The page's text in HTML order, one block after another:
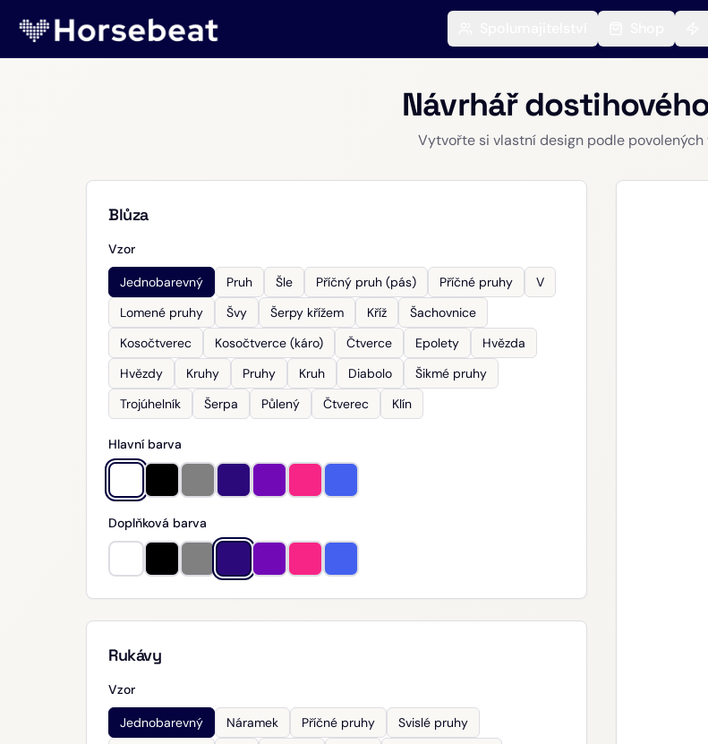
Návrhář
Vytvořte si vlastní design podle povolených
Blůza
Vzor
Jednobarevný Pruh Šle Příčný pruh (pás) Příčné pruhy
V
Lomené pruhy
Švy Šerpy křížem Kříž
Šachovnice
Kosočtverec
Kosočtverce (káro) Čtverce Epolety
Hvězda
Hvězdy
Kruhy Pruhy Kruh Diabolo
Šikmé pruhy
Trojúhelník
Šerpa Půlený Čtverec Klín
Hlavní barva
Doplňková barva
Rukávy
Vzor
Jednobarevný Náramek Příčné pruhy
Svislé pruhy